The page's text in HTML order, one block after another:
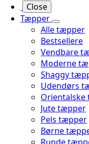
Close
Tæpper
Alle tæpper
Bestsellere
Vendbare
Moderne
Shaggy
Udendørs
Jute tæpper
Pels tæpper
Børne